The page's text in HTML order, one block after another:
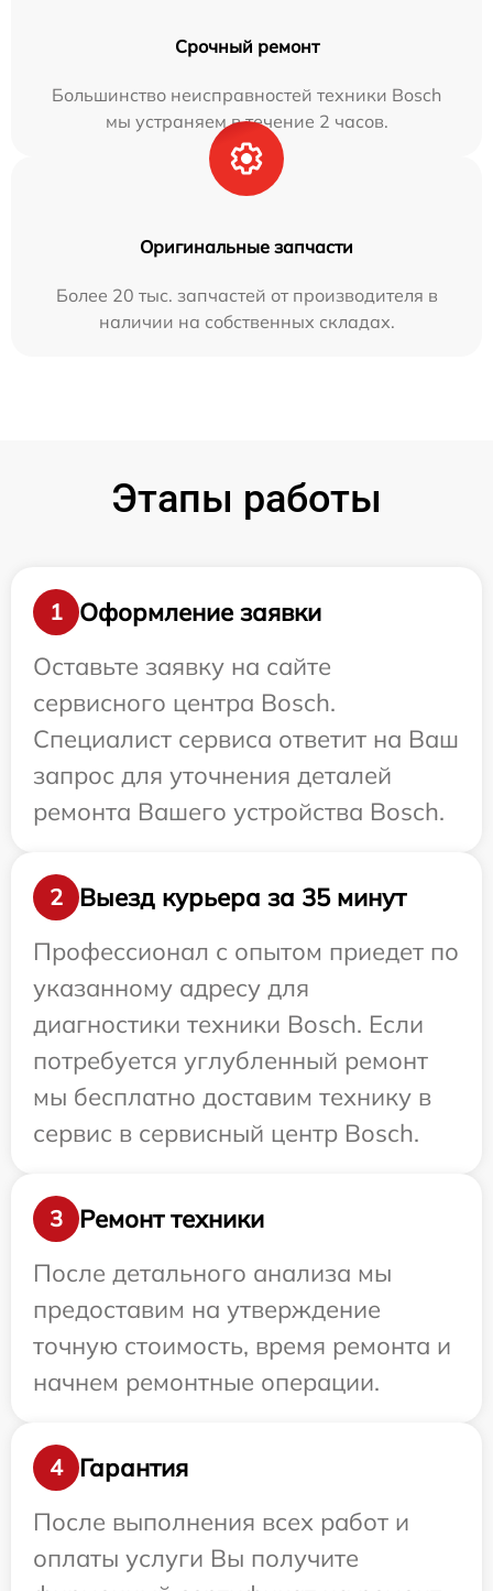
Срочный ремонт
Большинство неисправностей техники Bosch
мы устраняем в течение 2 часов.
Оригинальные запчасти
Более 20 тыс. запчастей от производителя в
наличии на собственных складах.
Этапы работы
1
Оформление заявки
Оставьте заявку на сайте
сервисного центра Bosch.
Специалист сервиса ответит на Ваш
запрос для уточнения деталей
ремонта Вашего устройства Bosch.
2
Выезд курьера за 35 минут
Профессионал с опытом приедет по
указанному адресу для
диагностики техники Bosch. Если
потребуется углубленный ремонт
мы бесплатно доставим технику в
сервис в сервисный центр Bosch.
3
Ремонт техники
После детального анализа мы
предоставим на утверждение
точную стоимость, время ремонта и
начнем ремонтные операции.
4
Гарантия
После выполнения всех работ и
оплаты услуги Вы получите